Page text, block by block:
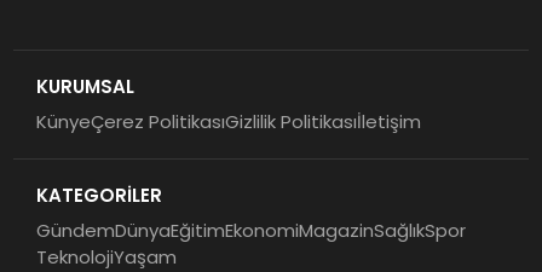
KURUMSAL
KünyeÇerez PolitikasıGizlilik Politikasıİletişim
KATEGORİLER
GündemDünyaEğitimEkonomiMagazinSağlıkSpor
TeknolojiYaşam